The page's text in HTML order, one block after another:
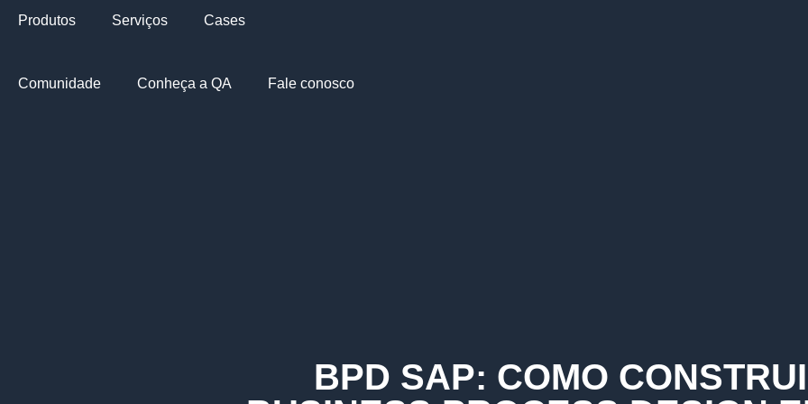
Produtos Serviços Cases
Comunidade Conheça a QA Fale conosco
BPD SAP: COMO